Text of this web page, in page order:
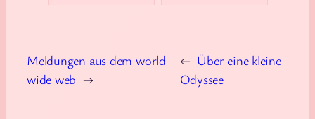
← Über eine kleine
Odyssee
Meldungen aus dem world
wide web →